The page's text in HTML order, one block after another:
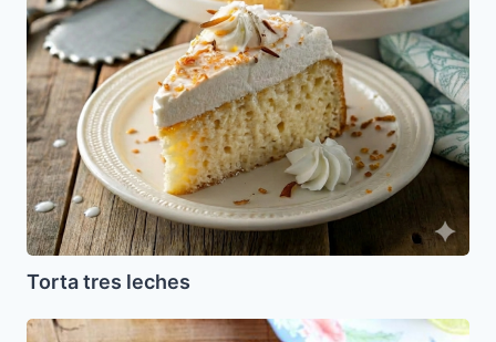
Torta tres leches
Huevos